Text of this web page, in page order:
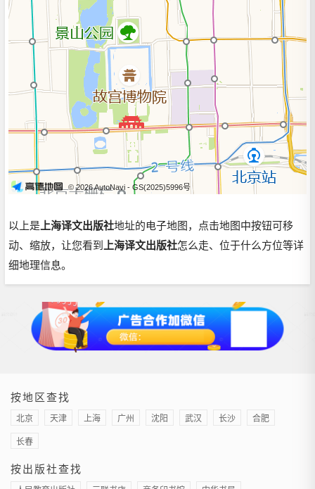
© 2026 AutoNavi - GS(2025)5996号
以上是上海译文出版社地址的电子地图，点击地图中按钮可移
动、缩放，让您看到上海译文出版社怎么走、位于什么方位等详
细地理信息。
按地区查找
北京 天津 上海 广州 沈阳 武汉 长沙
合肥
长春
按出版社查找